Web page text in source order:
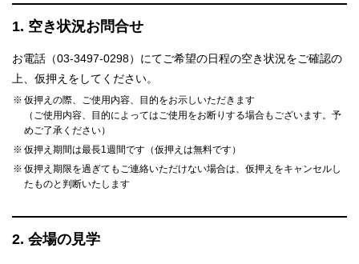
1. 空き状況お問合せ
お電話（03-3497-0298）にてご希望の日程の空き状況をご確認の
上、仮押えをしてください。
仮押えの際、ご使用内容、目的をお示しいただきます
（ご使用内容、目的によってはご使用をお断りする場合もございます。予
めご了承ください）
仮押え期間は最長1週間です（仮押えは無料です）
仮押え期限を過ぎてもご連絡いただけない場合は、仮押えをキャンセルし
たものと判断いたします
2. 会場の見学